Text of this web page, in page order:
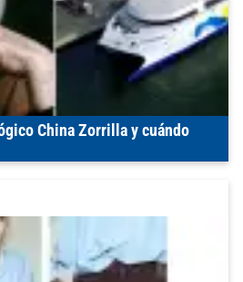
China Zorrilla y cuándo